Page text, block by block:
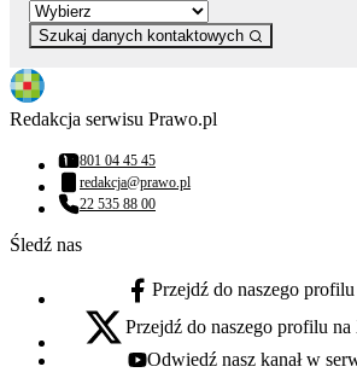
Szukaj danych kontaktowych
Redakcja serwisu Prawo.pl
Numer telefonu:
801 04 45 45
Adres email:
redakcja@prawo.pl
Numer telefonu:
22 535 88 00
Śledź nas
facebook - otwiera się w nowej karcie
Przejdź do naszego
x - otwiera się w nowej karcie
Przejdź do naszego profilu
youtube - otwiera się w nowej karcie
Odwiedź nasz kanał w